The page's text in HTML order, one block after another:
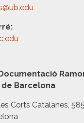
Barcelona
Corts Catalanes, 585